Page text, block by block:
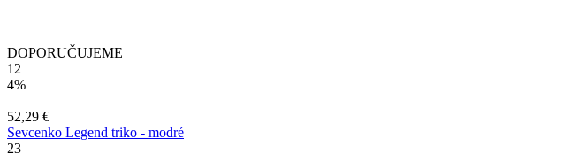
DOPORUČUJEME
12
4%
52,29 €
Sevcenko Legend triko - modré
23